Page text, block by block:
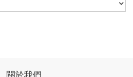
關於我們